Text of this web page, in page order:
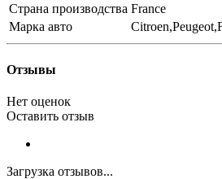
Страна производства France
Марка авто
Отзывы
Нет оценок
Оставить отзыв
Загрузка отзывов...